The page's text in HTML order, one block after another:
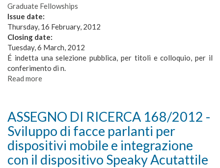
e
sviluppo
di
tecnologie
dell'apprendimento
Graduate Fellowships
Issue date:
Thursday, 16 February, 2012
Closing date:
Tuesday, 6 March, 2012
É indetta una selezione pubblica, per titoli e colloquio, per il
conferimento di n.
Read more
169/2012
-
Ideazione,
progettazione
e
ASSEGNO DI RICERCA 168/2012 -
Sviluppo di facce parlanti per
dispositivi mobile e integrazione
con il dispositivo Speaky Acutattile